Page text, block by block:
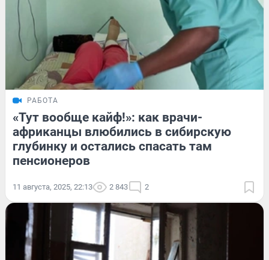
РАБОТА
«Тут вообще кайф!»: как врачи-
африканцы влюбились в сибирскую
глубинку и остались спасать там
пенсионеров
11 августа, 2025, 22:13 2 843 2